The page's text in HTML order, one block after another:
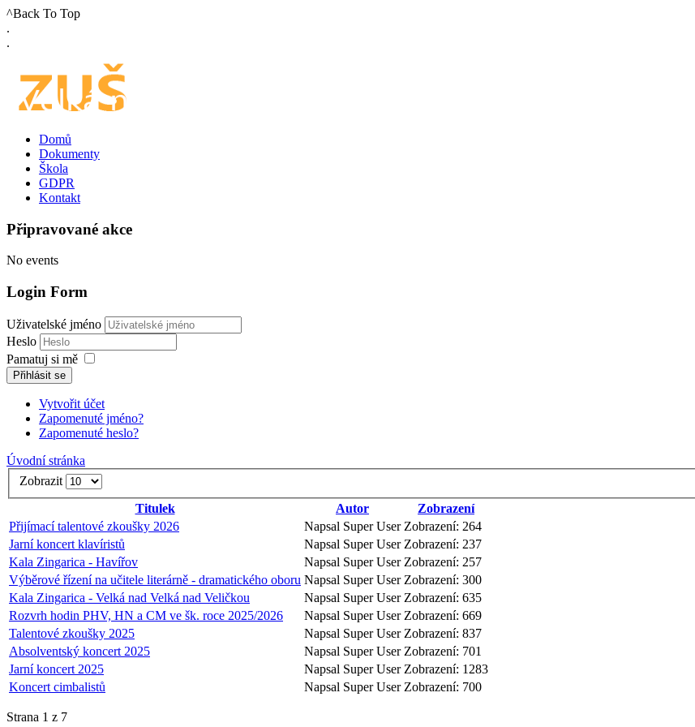
^Back To Top
.
.
Domů
Dokumenty
Škola
GDPR
Kontakt
Připravované akce
No events
Login Form
Uživatelské jméno
Heslo
Pamatuj si mě
Přihlásit se
Vytvořit účet
Zapomenuté jméno?
Zapomenuté heslo?
Úvodní stránka
Zobrazit
Titulek
Autor
Zobrazení
Přijímací talentové zkoušky 2026
Napsal Super User Zobrazení: 264
Jarní koncert klavíristů
Napsal Super User Zobrazení: 237
Kala Zingarica - Havířov
Napsal Super User Zobrazení: 257
Výběrové řízení na učitele literárně - dramatického oboru Napsal Super User Zobrazení: 300
Kala Zingarica - Velká nad Velká nad Veličkou
Napsal Super User Zobrazení: 635
Rozvrh hodin PHV, HN a CM ve šk. roce 2025/2026
Napsal Super User Zobrazení: 669
Talentové zkoušky 2025
Napsal Super User Zobrazení: 837
Absolventský koncert 2025
Napsal Super User Zobrazení: 701
Jarní koncert 2025
Napsal Super User Zobrazení: 1283
Koncert cimbalistů
Napsal Super User Zobrazení: 700
Strana 1 z 7